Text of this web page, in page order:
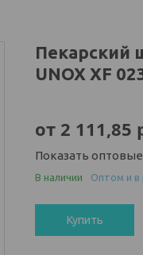
Пекарский
UNOX XF
от 2 111,85
Показать
В наличии Оптом и в
Купить